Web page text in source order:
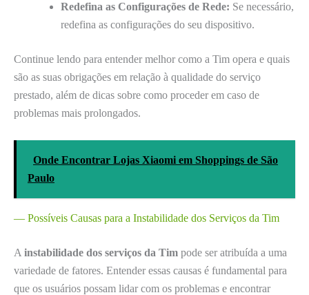
Redefina as Configurações de Rede: Se necessário,
redefina as configurações do seu dispositivo.
Continue lendo para entender melhor como a Tim opera e quais
são as suas obrigações em relação à qualidade do serviço
prestado, além de dicas sobre como proceder em caso de
problemas mais prolongados.
Onde Encontrar Lojas Xiaomi em Shoppings de São
Paulo
— Possíveis Causas para a Instabilidade dos Serviços da Tim
A instabilidade dos serviços da Tim pode ser atribuída a uma
variedade de fatores. Entender essas causas é fundamental para
que os usuários possam lidar com os problemas e encontrar